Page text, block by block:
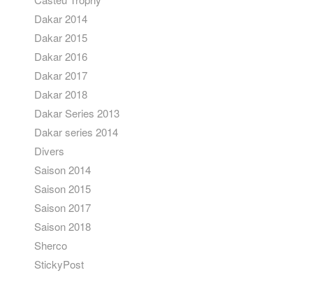
Dakar 2014
Dakar 2015
Dakar 2016
Dakar 2017
Dakar 2018
Dakar Series 2013
Dakar series 2014
Divers
Saison 2014
Saison 2015
Saison 2017
Saison 2018
Sherco
StickyPost